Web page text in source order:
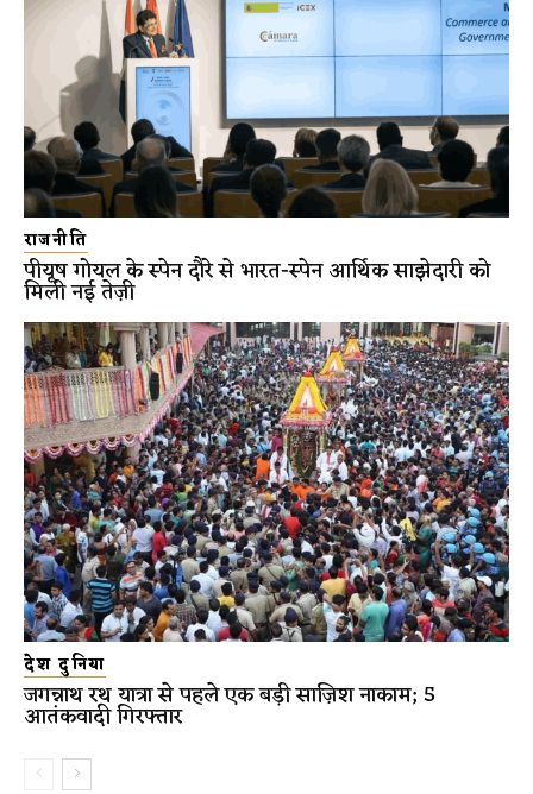
राजनीति
पीयूष गोयल के स्पेन दौरे से भारत-स्पेन आर्थिक साझेदारी को
मिली नई तेज़ी
देश दुनिया
जगन्नाथ रथ यात्रा से पहले एक बड़ी साज़िश नाकाम; 5
आतंकवादी गिरफ्तार